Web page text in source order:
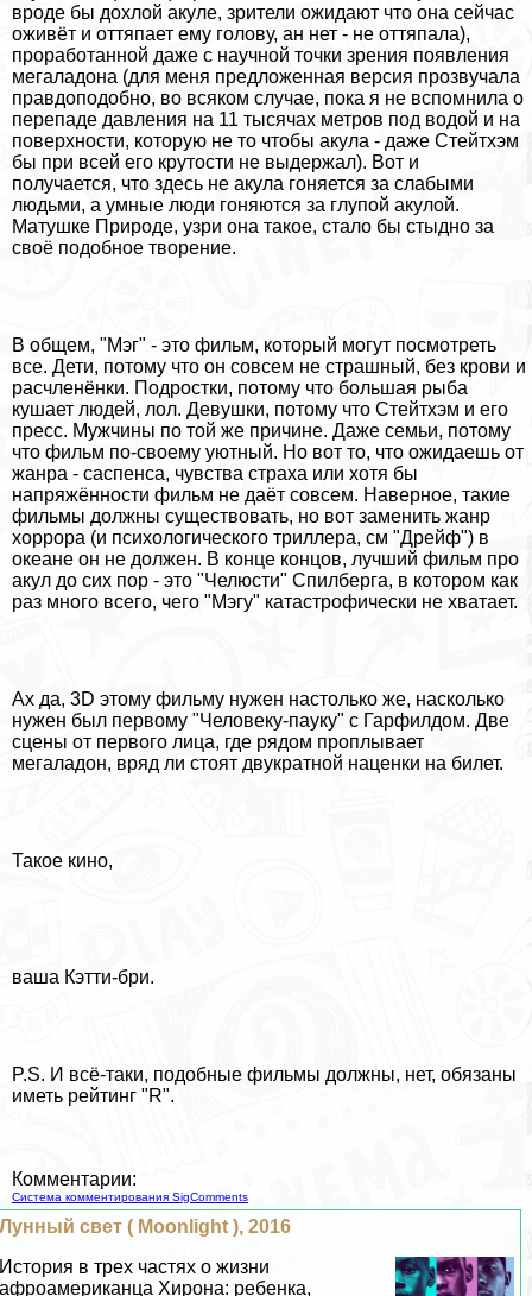
вроде бы дохлой акуле, зрители ожидают что она сейчас
оживёт и оттяпает ему голову, ан нет - не оттяпала),
проработанной даже с научной точки зрения появления
мегаладона (для меня предложенная версия прозвучала
правдоподобно, во всяком случае, пока я не вспомнила о
перепаде давления на 11 тысячах метров под водой и на
поверхности, которую не то чтобы акула - даже Стейтхэм
бы при всей его крутости не выдержал). Вот и
получается, что здесь не акула гоняется за слабыми
людьми, а умные люди гоняются за глупой акулой.
Матушке Природе, узри она такое, стало бы стыдно за
своё подобное творение.
В общем, "Мэг" - это фильм, который могут посмотреть
все. Дети, потому что он совсем не страшный, без крови и
расчлeнёнки. Подростки, потому что большая рыба
кушает людей, лол. Дeвyшки, потому что Стейтхэм и его
пресс. Мужчины по той же причине. Даже семьи, потому
что фильм по-своему уютный. Но вот то, что ожидаешь от
жанра - саспенса, чувства стpaxa или хотя бы
напряжённости фильм не даёт совсем. Наверное, такие
фильмы должны существовать, но вот заменить жанр
хоррора (и психологического триллера, см "Дрейф") в
океане он не должен. В конце концов, лучший фильм про
акул до сих пор - это "Челюсти" Спилберга, в котором как
раз много всего, чего "Мэгу" катастрофически не хватает.
Ах да, 3D этому фильму нужен настолько же, насколько
нужен был первому "Человеку-пауку" с Гарфилдом. Две
сцены от первого лица, где рядом проплывает
мегаладон, вряд ли стоят двукратной наценки на билет.
Такое кино,
ваша Кэтти-бри.
P.S. И всё-таки, подобные фильмы должны, нет, обязаны
иметь рейтинг "R".
Комментарии:
Система комментирования SigComments
Лунный свет ( Moonlight ), 2016
История в трех частях о жизни
афроамериканца Хирона: ребенка,